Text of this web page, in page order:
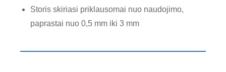
Storis skiriasi priklausomai nuo naudojimo,
paprastai nuo 0,5 mm iki 3 mm